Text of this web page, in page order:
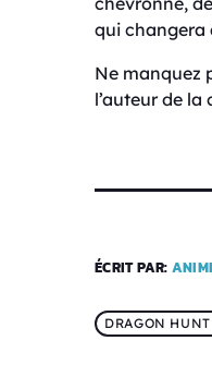
qui changera
Ne manquez
l’auteur de la
ÉCRIT PAR:
DRAGON